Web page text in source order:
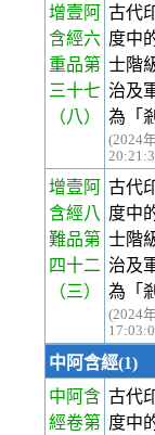
增壹阿
含經六
重品第
三十七
（八）
古代
度中
士階
治及
為「
(2024
增壹阿
含經八
難品第
四十二
（三）
古代
度中
士階
治及
為「
(2024
中阿含經(1)
中阿含
經卷第
古代
度中